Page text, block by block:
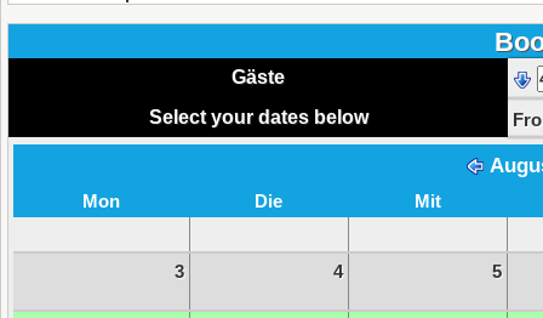
Gäste
Select your dates below
Mon Die Mit
3 4 5